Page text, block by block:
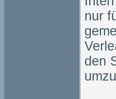
nur
den